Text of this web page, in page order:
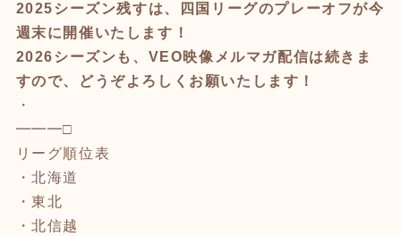
2025シーズン残すは、四国リーグのプレーオフが今
週末に開催いたします！
2026シーズンも、VEO映像メルマガ配信は続きま
すので、どうぞよろしくお願いたします！
・
━━━□
リーグ順位表
・北海道
・東北
・北信越